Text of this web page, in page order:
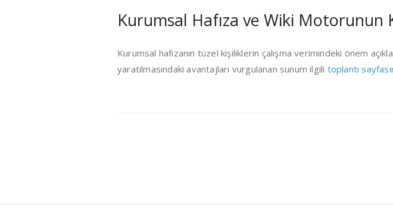
Kurumsal Hafıza ve Wiki Motorunun
Kurumsal hafızanın tüzel kişiliklerin çalışma verimindeki önem
yaratılmasındaki avantajları vurgulanan sunum ilgili toplantı